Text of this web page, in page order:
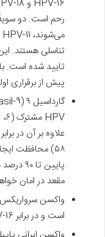
رحم است. دو
تایید شده است.
پیش از برقراری
۵۸) محافظت
پایین
مقعد در امان
است و در برابر HPV-16 و HPV-18 محافظت ایجاد می‌کند.